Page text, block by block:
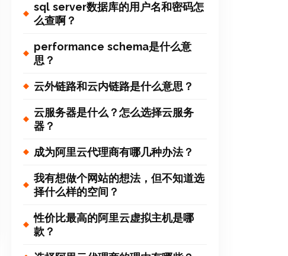
sql server数据库的用户名和密码怎
么查啊？
performance schema是什么意
思？
云外链路和云内链路是什么意思？
云服务器是什么？怎么选择云服务
器？
成为阿里云代理商有哪几种办法？
我有想做个网站的想法，但不知道选
择什么样的空间？
性价比最高的阿里云虚拟主机是哪
款？